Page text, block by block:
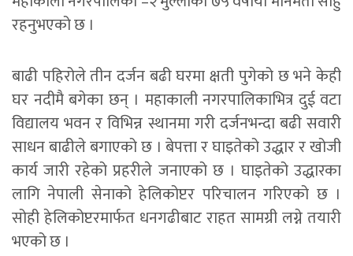
रहनुभएको छ ।
बाढी पहिरोले तीन दर्जन बढी घरमा क्षती पुगेको छ भने केही
घर नदीमै बगेका छन् । महाकाली नगरपालिकाभित्र दुई वटा
विद्यालय भवन र विभिन्न स्थानमा गरी दर्जनभन्दा बढी सवारी
साधन बाढीले बगाएको छ । बेपत्ता र घाइतेको उद्धार र खोजी
कार्य जारी रहेको प्रहरीले जनाएको छ । घाइतेको उद्धारका
लागि नेपाली सेनाको हेलिकोप्टर परिचालन गरिएको छ ।
सोही हेलिकोप्टरमार्फत धनगढीबाट राहत सामग्री लग्ने तयारी
भएको छ ।